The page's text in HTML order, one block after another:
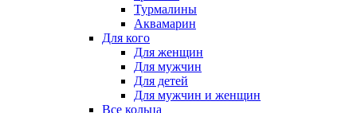
Турмалины
Аквамарин
Для кого
Для женщин
Для мужчин
Для детей
Для мужчин и женщин
Все кольца